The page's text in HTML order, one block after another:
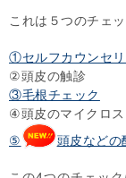
これは５つのチェ
①セルフカウンセ
②頭皮の触診
③毛根チェック
④頭皮のマイクロ
⑤
頭皮など